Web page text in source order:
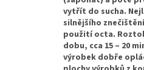
vytřít do sucha.
silnějšího
použití octa.
dobu, cca 15 – 20
výrobek dobře